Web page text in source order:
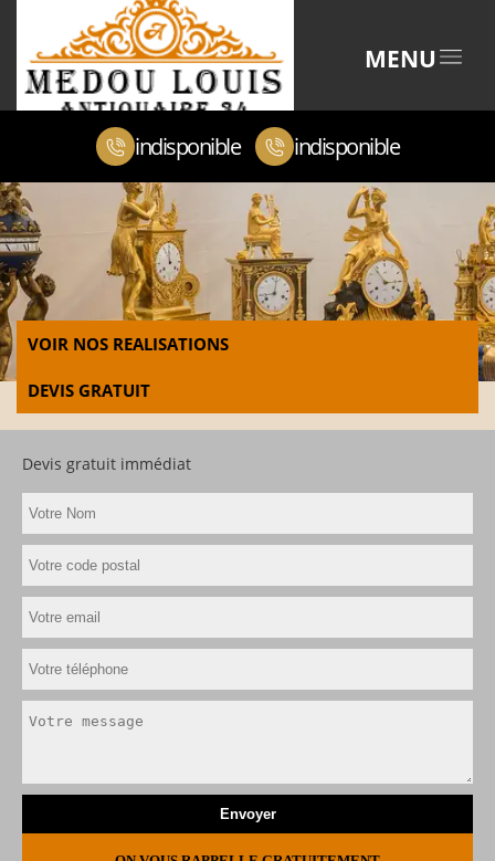
MENU
indisponible indisponible
VOIR NOS REALISATIONS
DEVIS GRATUIT
Devis gratuit immédiat